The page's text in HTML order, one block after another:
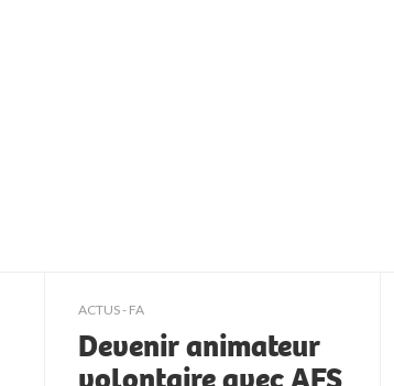
ACTUS - FA
Devenir animateur